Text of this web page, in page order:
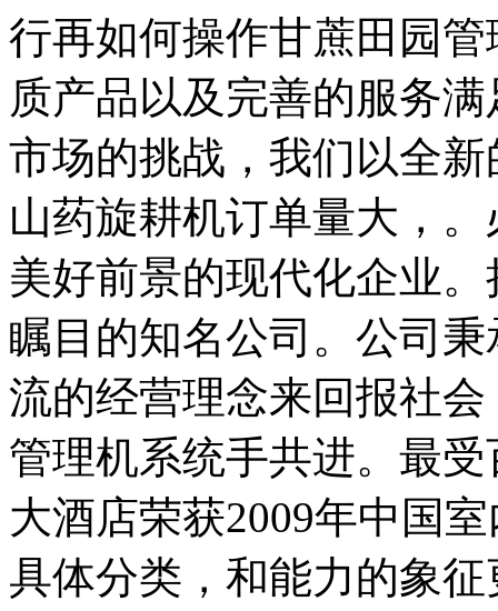
行再如何操作甘蔗田园
质产品以及完善的服务
市场的挑战，我们以全
山药旋耕机订单量大，
美好前景的现代化企业
瞩目的知名公司。公司
流的经营理念来回报社
管理机系统手共进。最
大酒店荣获2009年中国
具体分类，和能力的象